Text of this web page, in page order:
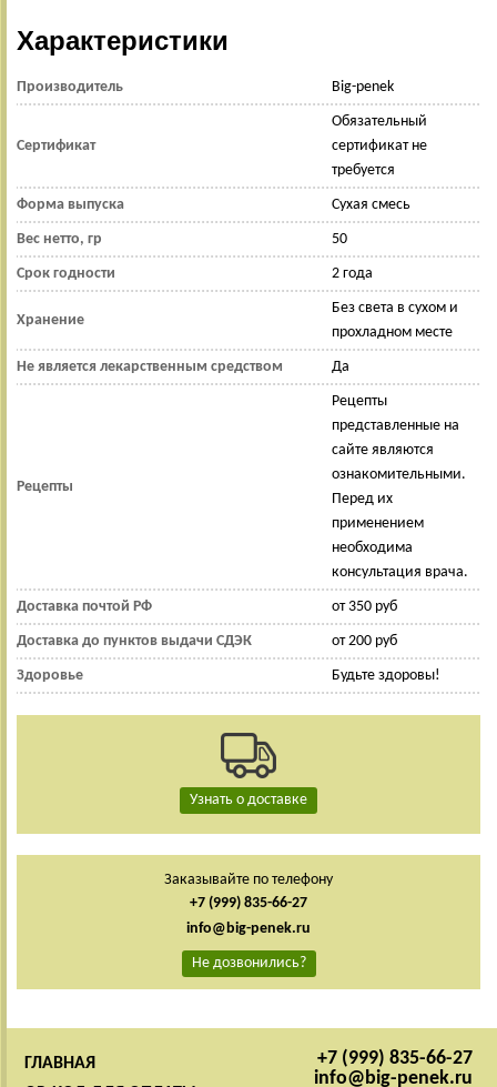
Характеристики
Производитель Big-penek
Сертификат
Обязательный
сертификат не
требуется
Форма выпуска Сухая смесь
Вес нетто, гр 50
Срок годности 2 года
Хранение
Без света в сухом и
прохладном месте
Не является лекарственным средством Да
Рецепты
Рецепты
представленные на
сайте являются
ознакомительными.
Перед их
применением
необходима
консультация врача.
Доставка почтой РФ от 350 руб
Доставка до пунктов выдачи СДЭК от 200 руб
Здоровье Будьте здоровы!
Узнать о доставке
Заказывайте по телефону
+7 (999) 835-66-27
info@big-penek.ru
Не дозвонились?
+7 (999) 835-66-27
info@big-penek.ru
ГЛАВНАЯ